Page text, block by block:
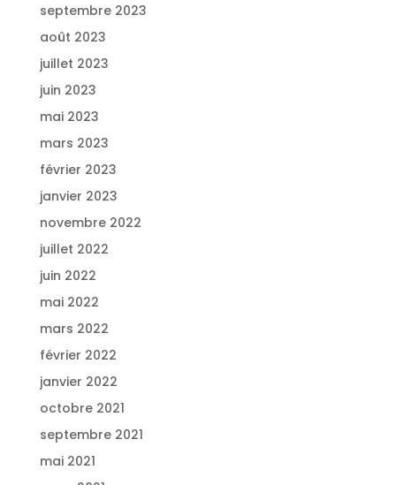
septembre 2023
août 2023
juillet 2023
juin 2023
mai 2023
mars 2023
février 2023
janvier 2023
novembre 2022
juillet 2022
juin 2022
mai 2022
mars 2022
février 2022
janvier 2022
octobre 2021
septembre 2021
mai 2021